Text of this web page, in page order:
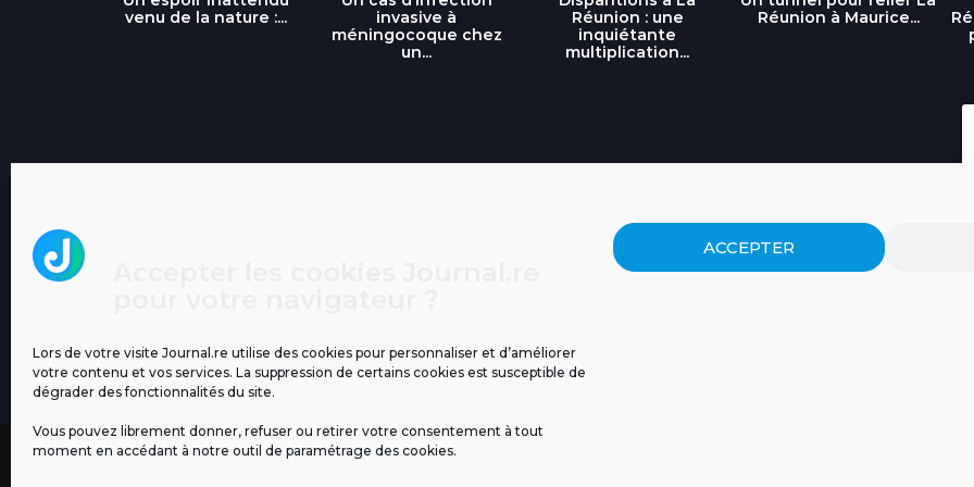
Lors de votre visite Journal.re utilise des cookies pour personnaliser et d’améliorer
votre contenu et vos services. La suppression de certains cookies est susceptible de
dégrader des fonctionnalités du site.
Vous pouvez librement donner, refuser ou retirer votre consentement à tout
moment en accédant à notre outil de paramétrage des cookies.
ACCEPTER
venu de la nature :...
invasive à
méningocoque chez
un...
Réunion : une
inquiétante
multiplication...
Réunion à Maurice...
MENTIONS LÉGALES PUBLICITÉ BLOG NOS ÉMISSIONS